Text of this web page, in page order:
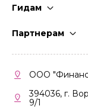
Гидам
Партнерам
Кабинет партнера
Правила участия
ООО
394036, г.
9/1